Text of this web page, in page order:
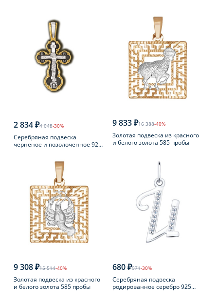
2 834 ₽4 048-30%
Серебряная подвеска
черненое и позолоченное 925
9 833 ₽16 388-40%
Золотая подвеска из красного
и белого золота 585 пробы
9 308 ₽15 514-40%
Золотая подвеска из красного
и белого золота 585 пробы
680 ₽971-30%
Серебряная подвеска
родированное серебро 925